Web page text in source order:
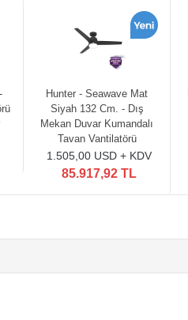
Hunter - Seawave Mat
Siyah 132 Cm. - Dış
Mekan Duvar Kumandalı
Tavan Vantilatörü
1.505,00 USD + KDV
85.917,92 TL